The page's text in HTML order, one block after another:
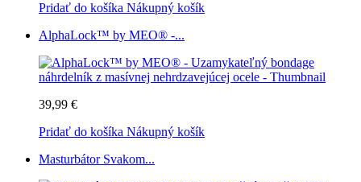
Pridať do košíka Nákupný košík
AlphaLock™ by MEO® -...
39,99 €
Pridať do košíka Nákupný košík
Masturbátor Svakom...